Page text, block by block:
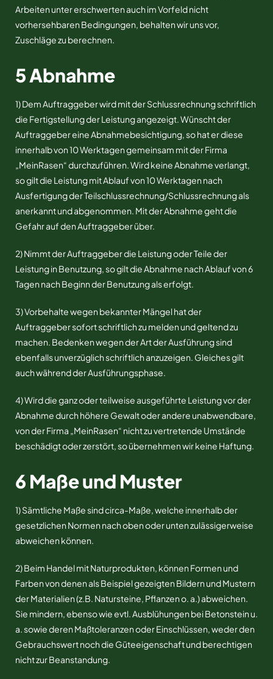
Arbeiten unter erschwerten auch im Vorfeld nicht
vorhersehbaren Bedingungen, behalten wir uns vor,
Zuschläge zu berechnen.
5 Abnahme
1) Dem Auftraggeber wird mit der Schlussrechnung schriftlich
die Fertigstellung der Leistung angezeigt. Wünscht der
Auftraggeber eine Abnahmebesichtigung, so hat er diese
innerhalb von 10 Werktagen gemeinsam mit der Firma
„MeinRasen“ durchzuführen. Wird keine Abnahme verlangt,
so gilt die Leistung mit Ablauf von 10 Werktagen nach
Ausfertigung der Teilschlussrechnung/Schlussrechnung als
anerkannt und abgenommen. Mit der Abnahme geht die
Gefahr auf den Auftraggeber über.
2) Nimmt der Auftraggeber die Leistung oder Teile der
Leistung in Benutzung, so gilt die Abnahme nach Ablauf von 6
Tagen nach Beginn der Benutzung als erfolgt.
3) Vorbehalte wegen bekannter Mängel hat der
Auftraggeber sofort schriftlich zu melden und geltend zu
machen. Bedenken wegen der Art der Ausführung sind
ebenfalls unverzüglich schriftlich anzuzeigen. Gleiches gilt
auch während der Ausführungsphase.
4) Wird die ganz oder teilweise ausgeführte Leistung vor der
Abnahme durch höhere Gewalt oder andere unabwendbare,
von der Firma „MeinRasen“ nicht zu vertretende Umstände
beschädigt oder zerstört, so übernehmen wir keine Haftung.
6 Maße und Muster
1) Sämtliche Maße sind circa-Maße, welche innerhalb der
gesetzlichen Normen nach oben oder unten zulässigerweise
abweichen können.
2) Beim Handel mit Naturprodukten, können Formen und
Farben von denen als Beispiel gezeigten Bildern und Mustern
der Materialien (z.B. Natursteine, Pflanzen o. a.) abweichen.
Sie mindern, ebenso wie evtl. Ausblühungen bei Betonstein u.
a. sowie deren Maßtoleranzen oder Einschlüssen, weder den
Gebrauchswert noch die Güteeigenschaft und berechtigen
nicht zur Beanstandung.